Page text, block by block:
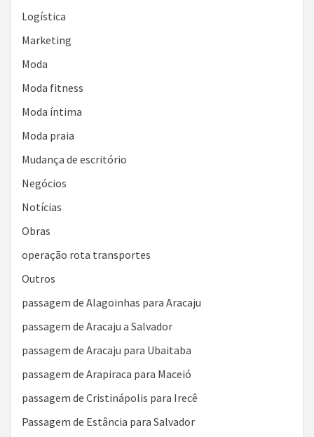
Logística
Marketing
Moda
Moda fitness
Moda íntima
Moda praia
Mudança de escritório
Negócios
Notícias
Obras
operação rota transportes
Outros
passagem de Alagoinhas para Aracaju
passagem de Aracaju a Salvador
passagem de Aracaju para Ubaitaba
passagem de Arapiraca para Maceió
passagem de Cristinápolis para Irecê
Passagem de Estância para Salvador